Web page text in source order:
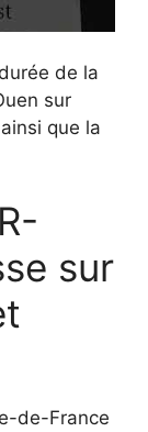
de la
sur
que la
sur
de-France